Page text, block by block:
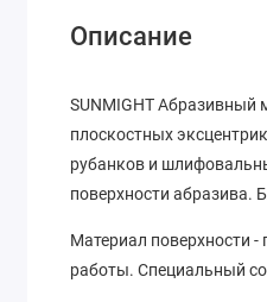
Описание
SUNMIGHT Абразивный
плоскостных
рубанков и
поверхности абразива.
Материал поверхности -
работы. Специальный